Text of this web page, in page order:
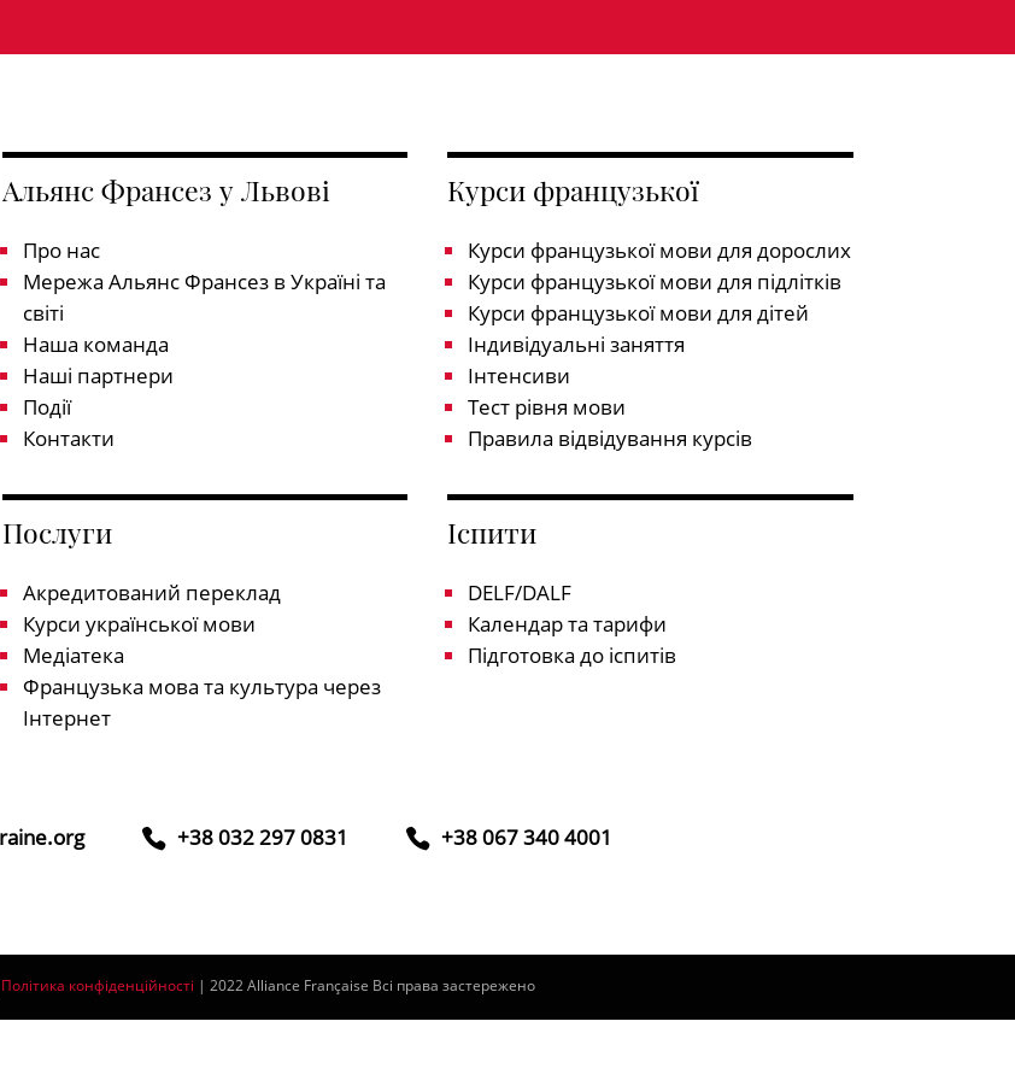
Альянс Франсез у Львові
Про нас
Мережа Альянс Франсез в Україні та
світі
Наша команда
Наші партнери
Події
Контакти
Послуги
Акредитований переклад
Курси української мови
Медіатека
Французька мова та культура через
Інтернет
Курси французької
Курси французької мови для дорослих
Курси французької мови для підлітків
Курси французької мови для дітей
Індивідуальні заняття
Інтенсиви
Тест рівня мови
Правила відвідування курсів
Іспити
DELF/DALF
Календар та тарифи
Підготовка до іспитів
+38 032 297 0831 +38 067 340 4001
Політика конфіденційності | 2022 Alliance Française Всі права застережено